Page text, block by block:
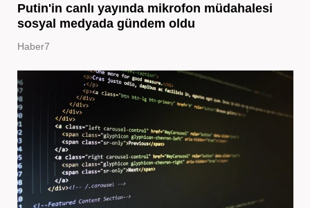
Putin'in canlı yayında mikrofon müdahalesi
sosyal medyada gündem oldu
Haber7